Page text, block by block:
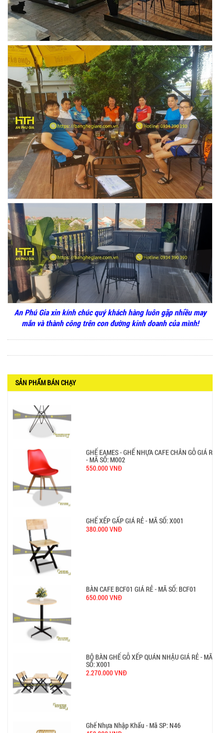
An Phú Gia xin kính chúc quý khách hàng luôn gặp nhiều may
mắn và thành công trên con đường kinh doanh của mình!
SẢN PHẨM BÁN CHẠY
Liên hệ
BÀN BAR BEER CLUB BCF SX GIÁ RẺ - MÃ SỐ:
BCF SX
750.000 VNĐ
GHẾ EAMES - GHẾ NHỰA CAFE CHÂN GỖ GIÁ RẺ
- MÃ SỐ: M002
550.000 VNĐ
GHẾ XẾP GẤP GIÁ RẺ - MÃ SỐ: X001
380.000 VNĐ
BÀN CAFE BCF01 GIÁ RẺ - MÃ SỐ: BCF01
650.000 VNĐ
BỘ BÀN GHẾ GỖ XẾP QUÁN NHẬU GIÁ RẺ - MÃ
BCF SX
750.000 VNĐ
- MÃ SỐ: M002
550.000 VNĐ
380.000 VNĐ